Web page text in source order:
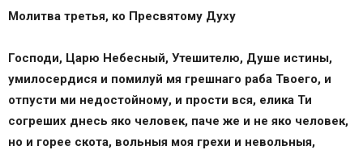
Молитва третья, ко Пресвятому Духу
Господи, Царю Небесный, Утешителю, Душе истины,
умилосердися и помилуй мя грешнаго раба Твоего, и
отпусти ми недостойному, и прости вся, елика Ти
согреших днесь яко человек, паче же и не яко человек,
но и горее скота, вольныя моя грехи и невольныя,